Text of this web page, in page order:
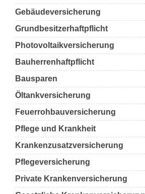
Gebäudeversicherung
Grundbesitzerhaftpflicht
Photovoltaikversicherung
Bauherrenhaftpflicht
Bausparen
Öltankversicherung
Feuerrohbauversicherung
Pflege und Krankheit
Krankenzusatzversicherung
Pflegeversicherung
Private Krankenversicherung